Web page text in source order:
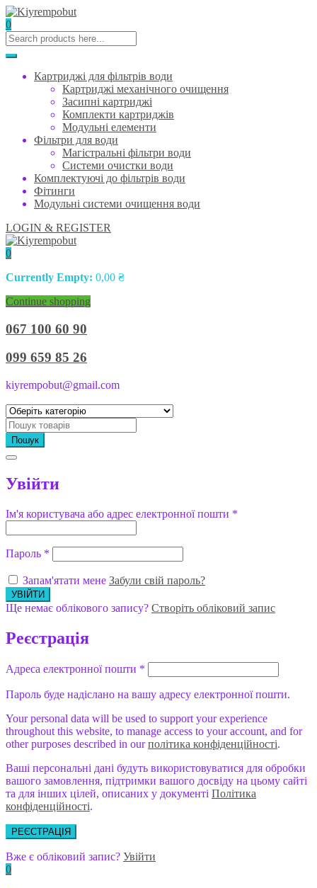
0
Картриджі для фільтрів води
Картриджі механічного очищення
Засипні картриджі
Комплекти картриджів
Модульні елементи
Фільтри для води
Магістральні фільтри води
Системи очистки води
Комплектуючі до фільтрів води
Фітинги
Модульні системи очищення води
LOGIN & REGISTER
0
Currently Empty: 0,00 ₴
Continue shopping
067 100 60 90
099 659 85 26
kiyrempobut@gmail.com
Пошук
Увійти
Ім'я користувача або адрес електронної пошти *
Пароль *
Запам'ятати мене Забули свій пароль?
Ще немає облікового запису? Створіть обліковий запис
Реєстрація
Адреса електронної пошти *
Пароль буде надіслано на вашу адресу електронної пошти.
Your personal data will be used to support your experience
throughout this website, to manage access to your account, and for
other purposes described in ourполітика конфіденційності.
Ваші персональні дані будуть використовуватися для обробки
вашого замовлення, підтримки вашого досвіду на цьому сайті
та для інших цілей, описаних у документі Політика
конфіденційності.
РЕЄСТРАЦІЯ
Вже є обліковий запис? Увійти
0